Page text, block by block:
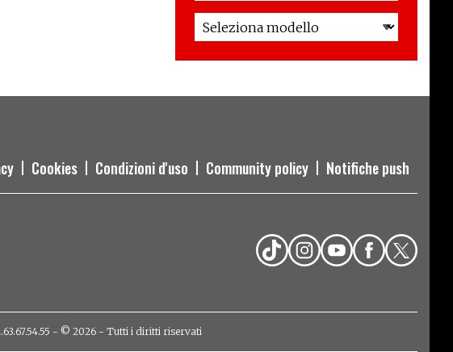
Cookies Condizioni d'uso Community policy Notifiche push
- © 2026 - Tutti i diritti riservati